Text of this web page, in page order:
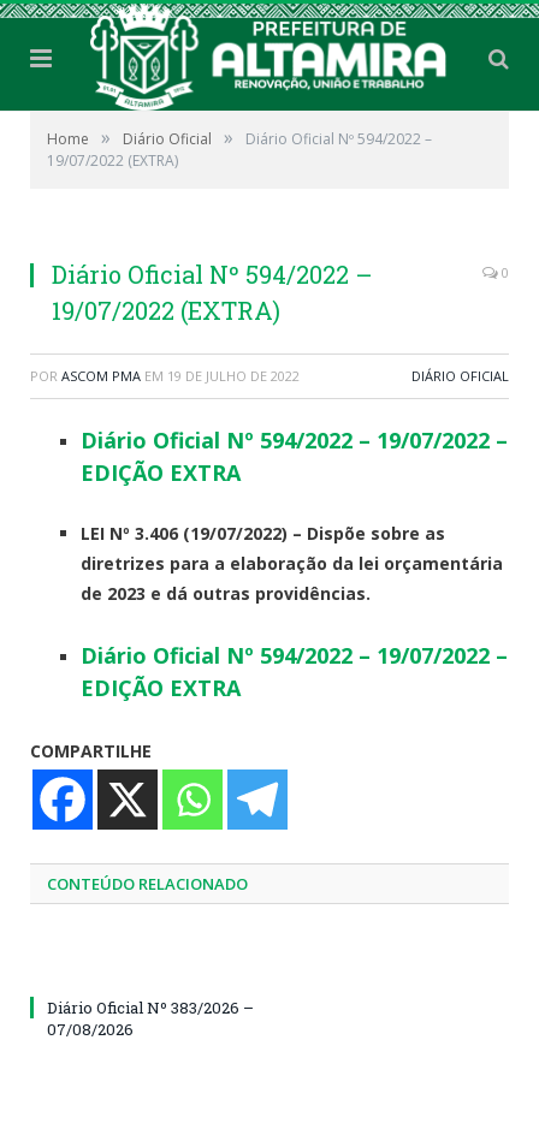
Home » Diário Oficial »
Diário Oficial Nº 594/2022 –
19/07/2022 (EXTRA)
Diário Oficial Nº 594/2022 –
19/07/2022 (EXTRA)
0
POR ASCOM PMA EM 19 DE JULHO DE 2022 DIÁRIO OFICIAL
Diário Oficial Nº 594/2022 – 19/07/2022 –
EDIÇÃO EXTRA
LEI Nº 3.406 (19/07/2022) – Dispõe sobre as
diretrizes para a elaboração da lei orçamentária
de 2023 e dá outras providências.
Diário Oficial Nº 594/2022 – 19/07/2022 –
EDIÇÃO EXTRA
COMPARTILHE
CONTEÚDO RELACIONADO
Diário Oficial Nº 383/2026 –
07/08/2026